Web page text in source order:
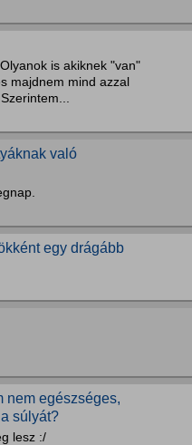
is akiknek "van"
majdnem mind azzal
való
egy drágább
nem egészséges,
súlyát?
lesz :/